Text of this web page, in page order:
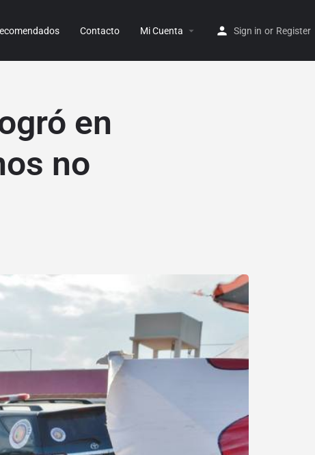
Contacto Mi Cuenta Sign in or Register
en
no